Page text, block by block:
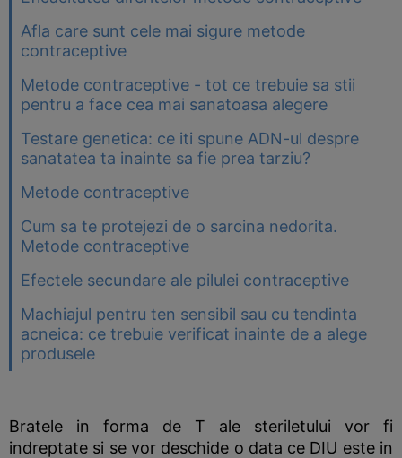
Afla care sunt cele mai sigure metode
contraceptive
Metode contraceptive - tot ce trebuie sa stii
pentru a face cea mai sanatoasa alegere
Testare genetica: ce iti spune ADN-ul despre
sanatatea ta inainte sa fie prea tarziu?
Metode contraceptive
Cum sa te protejezi de o sarcina nedorita.
Metode contraceptive
Efectele secundare ale pilulei contraceptive
Machiajul pentru ten sensibil sau cu tendinta
acneica: ce trebuie verificat inainte de a alege
produsele
Bratele in forma de T ale steriletului vor fi
indreptate si se vor deschide o data ce DIU este in